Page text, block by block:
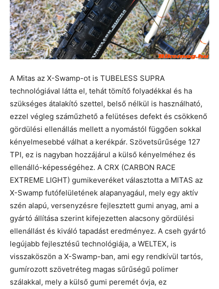
A Mitas az X-Swamp-ot is TUBELESS SUPRA
technológiával látta el, tehát tömítő folyadékkal és ha
szükséges átalakító szettel, belső nélkül is használható,
ezzel végleg száműzhető a felütéses defekt és csökkenő
gördülési ellenállás mellett a nyomástól függően sokkal
kényelmesebbé válhat a kerékpár. Szövetsűrűsége 127
TPI, ez is nagyban hozzájárul a külső kényelméhez és
ellenálló-képességéhez. A CRX (CARBON RACE
EXTREME LIGHT) gumikeveréket választotta a MITAS az
X-Swamp futófelületének alapanyagául, mely egy aktív
szén alapú, versenyzésre fejlesztett gumi anyag, ami a
gyártó állítása szerint kifejezetten alacsony gördülési
ellenállást és kiváló tapadást eredményez. A cseh gyártó
legújabb fejlesztésű technológiája, a WELTEX, is
visszaköszön a X-Swamp-ban, ami egy rendkívül tartós,
gumírozott szövetréteg magas sűrűségű polimer
szálakkal, mely a külső gumi peremét óvja, ez